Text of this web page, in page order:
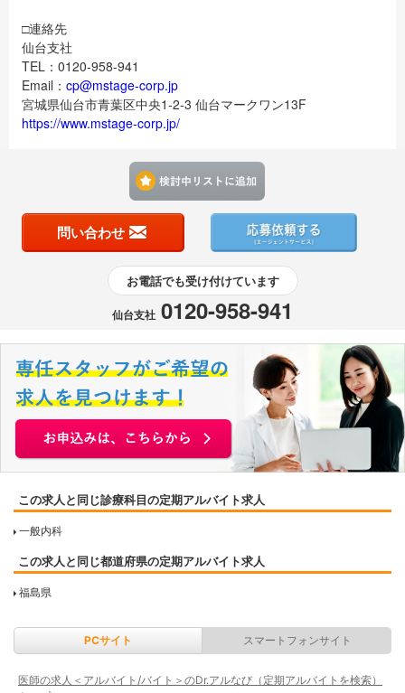
□連絡先
仙台支社
TEL：0120-958-941
Email： cp@mstage-corp.jp
宮城県仙台市青葉区中央1-2-3 仙台マークワン13F
https://www.mstage-corp.jp/
問い合わせ
お電話でも受け付けています
仙台支社 0120-958-941
この求人と同じ診療科目の定期アルバイト求人
一般内科
この求人と同じ都道府県の定期アルバイト求人
福島県
PCサイト スマートフォンサイト
医師の求人＜アルバイト/バイト＞のDr.アルなび（定期アルバイトを検索）